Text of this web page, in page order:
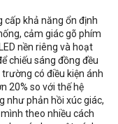
cấp khả năng ổn định
cảm giác gõ phím
nền riêng và hoạt
chiếu sáng đồng đều
có điều kiện ánh
20% so với thế hệ
như phản hồi xúc giác,
theo nhiều cách